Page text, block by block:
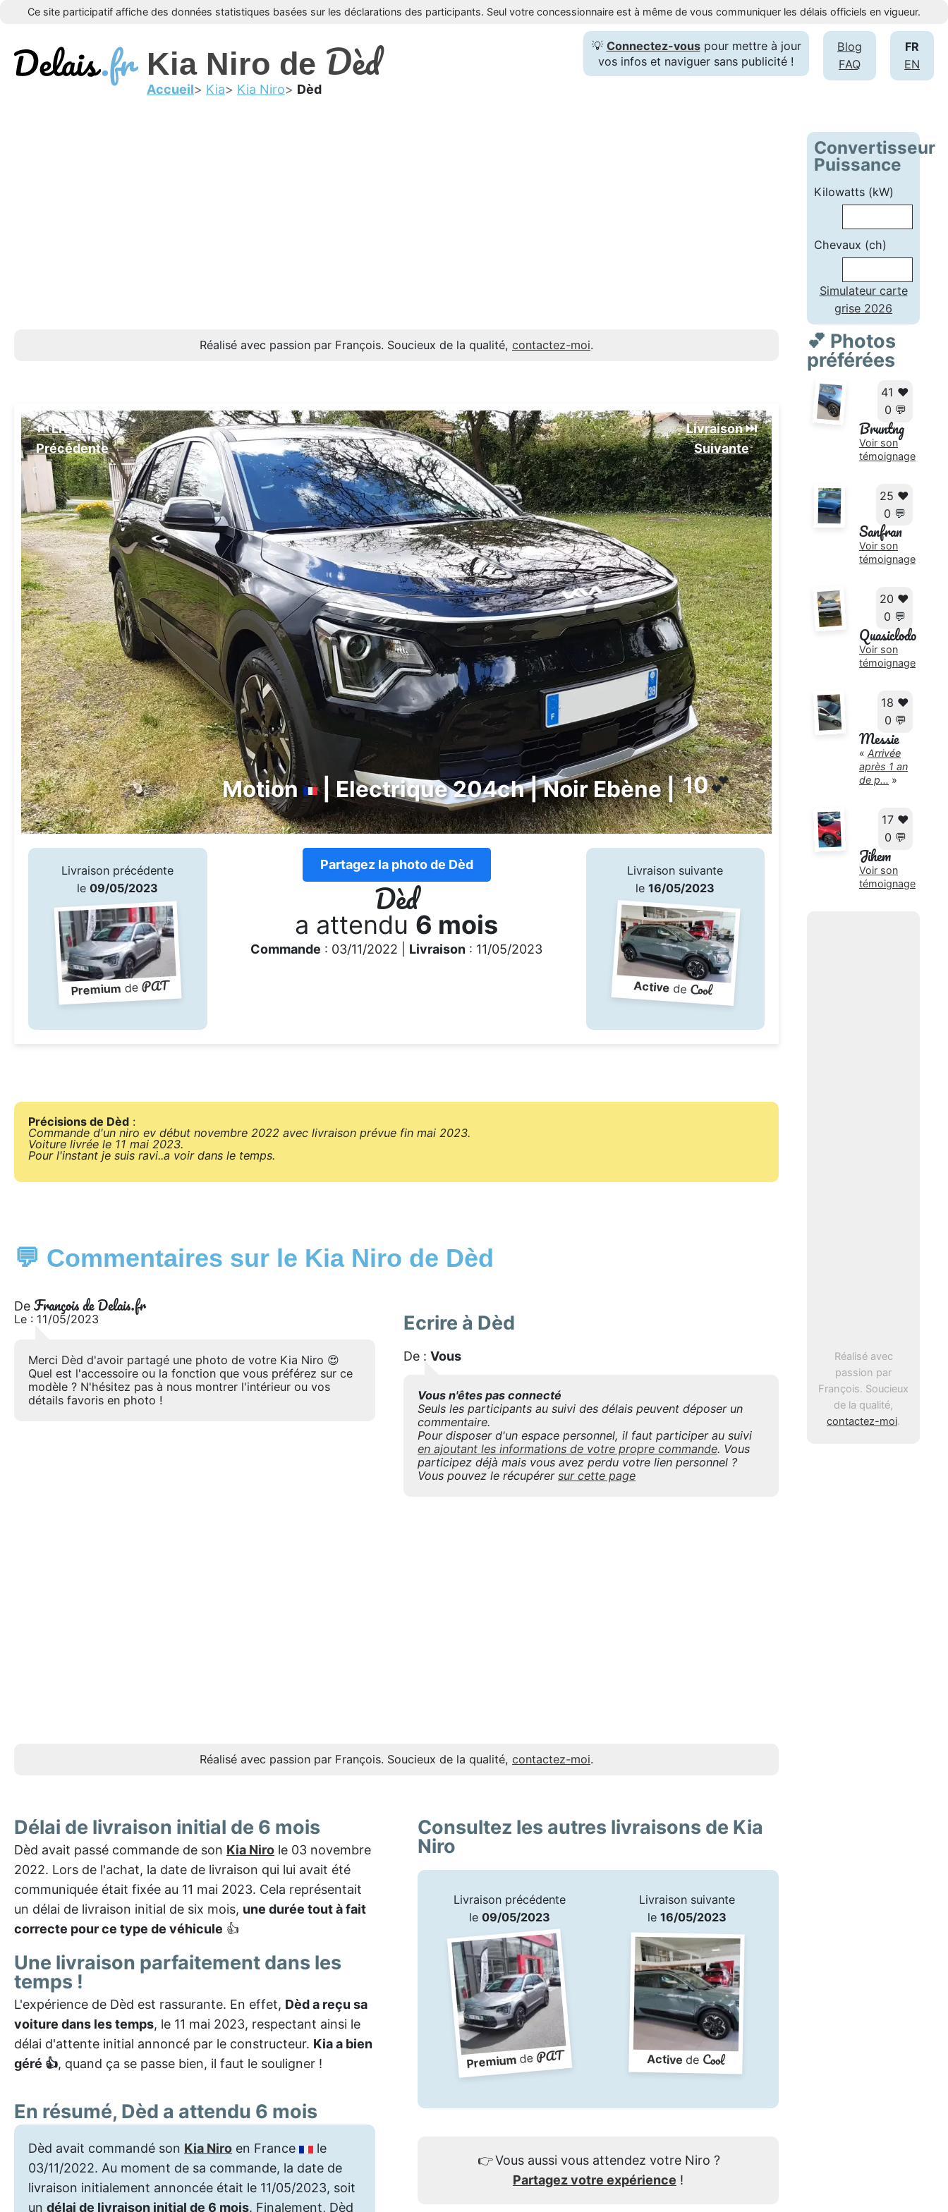
Ce site participatif affiche des données statistiques basées sur les déclarations des participants. Seul votre concessionnaire est à même de vous communiquer les délais officiels en vigueur.
FR
EN
Blog
FAQ
💡 Connectez-vouspour mettre à jour
vos infos et naviguer sans publicité !
Kia Niro de Dèd
Accueil Kia Kia Niro Dèd
Convertisseur
Puissance
Kilowatts (kW)
Chevaux (ch)
Simulateur carte
grise 2026
💕 Photos
préférées
41 ❤️
0 💬
Bruntng
Voir son
témoignage
25 ❤️
0 💬
Sanfran
Voir son
témoignage
20 ❤️
0 💬
Quasiclodo
Voir son
témoignage
18 ❤️
0 💬
Messie
« Arrivée
après 1 an
de p... »
17 ❤️
0 💬
Jihem
Voir son
témoignage
Réalisé avec
passion par
François. Soucieux
de la qualité,
contactez-moi.
Réalisé avec passion par François. Soucieux de la qualité, contactez-moi.
⏮️ Livraison
Précédente
Livraison ⏭️
Suivante️
Motion | Electrique 204ch | Noir Ebène |10💕
Livraison précédente
le09/05/2023
Premium dePAT
Partagez la photo de Dèd
Dèd
a attendu 6 mois
Commande : 03/11/2022 | Livraison : 11/05/2023
Livraison suivante
le16/05/2023
Activede Cool
Précisions de Dèd :
Commande d'un niro ev début novembre 2022 avec livraison prévue fin mai 2023.
Voiture livrée le 11 mai 2023.
Pour l'instant je suis ravi..a voir dans le temps.
💬 Commentaires sur le Kia Niro de Dèd
De François de Delais.fr
Le : 11/05/2023
Merci Dèd d'avoir partagé une photo de votre Kia Niro 😍
Quel est l'accessoire ou la fonction que vous préférez sur ce
modèle ? N'hésitez pas à nous montrer l'intérieur ou vos
détails favoris en photo !
Ecrire à Dèd
De : Vous
Vous n'êtes pas connecté
Seuls les participants au suivi des délais peuvent déposer un
commentaire.
Pour disposer d'un espace personnel, il faut participer au suivi
en ajoutant les informations de votre propre commande. Vous
participez déjà mais vous avez perdu votre lien personnel ?
Vous pouvez le récupérer sur cette page
Réalisé avec passion par François. Soucieux de la qualité, contactez-moi.
Délai de livraison initial de 6 mois
Dèd avait passé commande de son Kia Niro le 03 novembre
2022. Lors de l'achat, la date de livraison qui lui avait été
communiquée était fixée au 11 mai 2023. Cela représentait
un délai de livraison initial de six mois, une durée tout à fait
correcte pour ce type de véhicule 👍
Une livraison parfaitement dans les
temps !
L'expérience de Dèd est rassurante. En effet, Dèd a reçu sa
voiture dans les temps, le 11 mai 2023, respectant ainsi le
délai d'attente initial annoncé par le constructeur. Kia a bien
géré 👍, quand ça se passe bien, il faut le souligner !
En résumé, Dèd a attendu 6 mois
Dèd avait commandé son Kia Niro en France
le
03/11/2022. Au moment de sa commande, la date de
livraison initialement annoncée était le 11/05/2023, soit
un délai de livraison initial de 6 mois. Finalement, Dèd
Consultez les autres livraisons de Kia
Niro
Livraison précédente
le 09/05/2023
PremiumdePAT
Livraison suivante
le 16/05/2023
Active de Cool
👉Vous aussi vous attendez votre Niro ?
Partagez votre expérience !